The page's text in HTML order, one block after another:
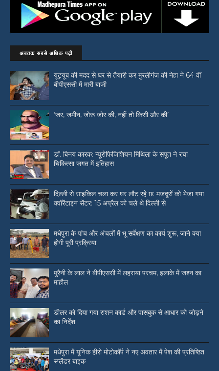
अबतक सबसे अधिक पढ़ी
यूट्यूब की मदद से घर से तैयारी कर मुरलीगंज की नेहा ने 64 वीं
बीपीएससी में मारी बाजी
‘जर, जमीन, जोरू जोर की, नहीं तो किसी और की’
डॉ. बिनय कारक: न्यूरोफिजिशियन मिथिला के सपूत ने रचा
चिकित्सा जगत में इतिहास
दिल्ली से साइकिल चला कर घर लौट रहे छ: मजदूरों को भेजा गया
क्वॉरेंटाइन सेंटर: 15 अप्रैल को चले थे दिल्ली से
मधेपुरा के पांच और अंचलों में भू सर्वेक्षण का कार्य शुरू, जाने क्या
होगी पूरी प्रक्रिया
पुरैनी के लाल ने बीपीएससी में लहराया परचम, इलाके में जश्न का
माहौल
डीलर को दिया गया राशन कार्ड और पासबुक से आधार को जोड़ने
का निर्देश
मधेपुरा में यूनिक हीरो मोटोकॉर्प ने नए अवतार में पेश की प्रतिष्ठित
स्प्लेंडर बाइक